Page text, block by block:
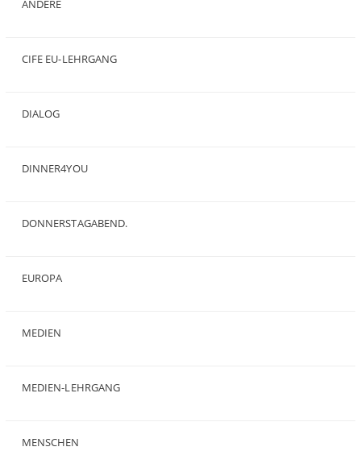
ANDERE
CIFE EU-LEHRGANG
DIALOG
DINNER4YOU
DONNERSTAGABEND.
EUROPA
MEDIEN
MEDIEN-LEHRGANG
MENSCHEN